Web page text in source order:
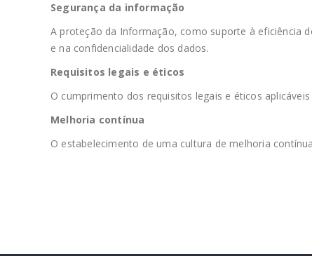
Segurança da informação
A proteção da Informação, como suporte à eficiência
e na confidencialidade dos dados.
Requisitos legais e éticos
O cumprimento dos requisitos legais e éticos
Melhoria contínua
O estabelecimento de uma cultura de melhoria